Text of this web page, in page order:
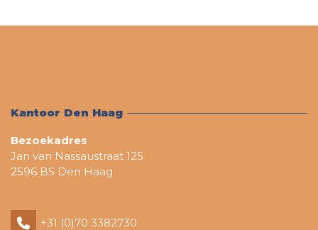
Kantoor Den Haag
Bezoekadres
Jan van Nassaustraat 125
2596 BS Den Haag
+31 (0)70 3382730